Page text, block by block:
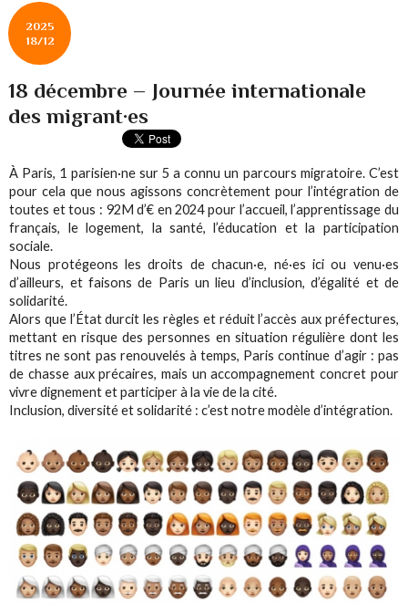
2025
18/12
18 décembre – Journée internationale
des migrant·es
À Paris, 1 parisien·ne sur 5 a connu un parcours migratoire. C’est
pour cela que nous agissons concrètement pour l’intégration de
toutes et tous : 92M d’€ en 2024 pour l’accueil, l’apprentissage du
français, le logement, la santé, l’éducation et la participation
sociale.
Nous protégeons les droits de chacun·e, né·es ici ou venu·es
d’ailleurs, et faisons de Paris un lieu d’inclusion, d’égalité et de
solidarité.
Alors que l’État durcit les règles et réduit l’accès aux préfectures,
mettant en risque des personnes en situation régulière dont les
titres ne sont pas renouvelés à temps, Paris continue d’agir : pas
de chasse aux précaires, mais un accompagnement concret pour
vivre dignement et participer à la vie de la cité.
Inclusion, diversité et solidarité : c’est notre modèle d’intégration.